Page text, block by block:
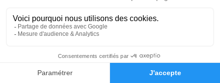
Faire-part Hommages
jeudi 04 juillet 2024 à 14h30
Église de Xertigny
88220 Xertigny
Je rends hommage